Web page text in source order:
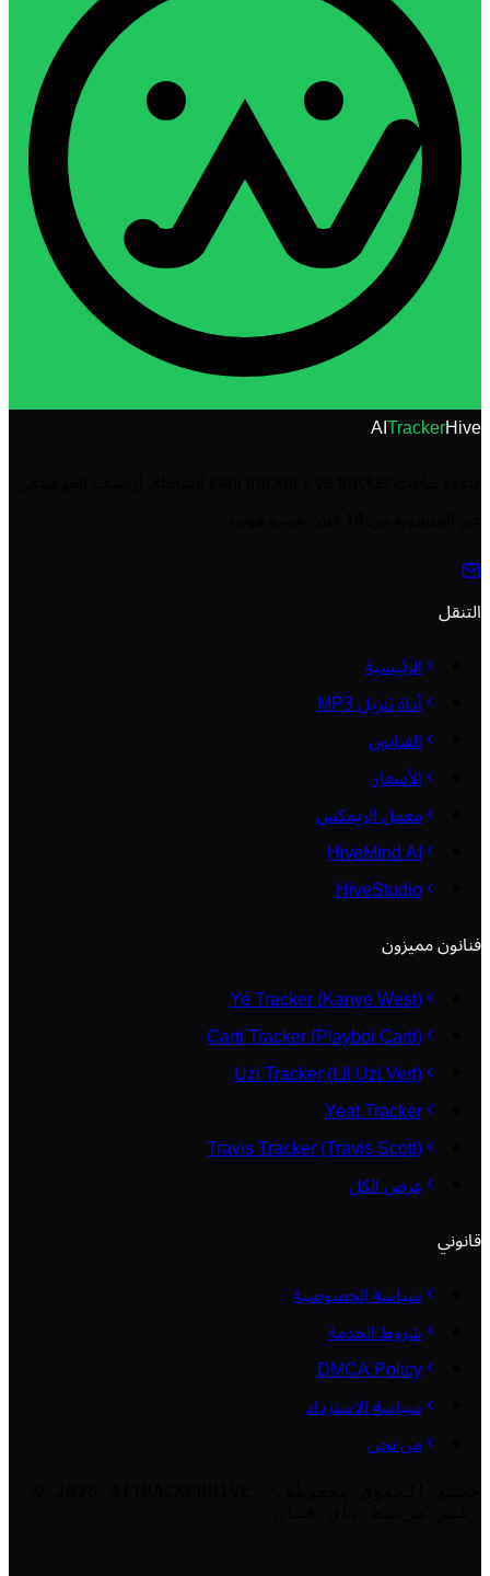
AITrackerHive
التنقل
الرئيسية
أداة تنزيل MP3
الفنانون
الأسعار
معمل الريمكس
HiveMind AI
HiveStudio
فنانون مميزون
Ye Tracker (Kanye West)
Carti Tracker (Playboi Carti)
Uzi Tracker (Lil Uzi Vert)
Yeat Tracker
Travis Tracker (Travis Scott)
عرض الكل
قانوني
سياسة الخصوصية
شروط الخدمة
DMCA Policy
سياسة الاسترداد
من نحن